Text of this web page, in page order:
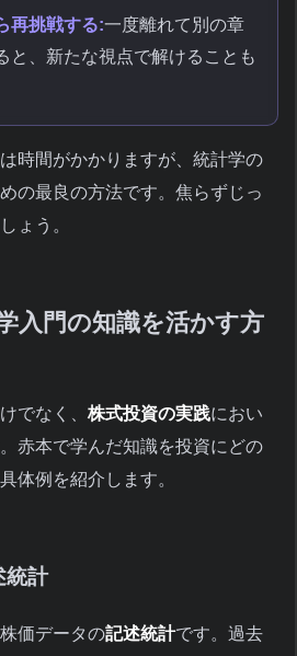
再挑戦する:一度離れて別の章
と、新たな視点で解けることも
時間がかかりますが、統計学の
の最良の方法です。焦らずじっ
ょう。
入門の知識を活かす方
でなく、 株式投資の実践におい
赤本で学んだ知識を投資にどの
体例を紹介します。
統計
価データの記述統計です。過去